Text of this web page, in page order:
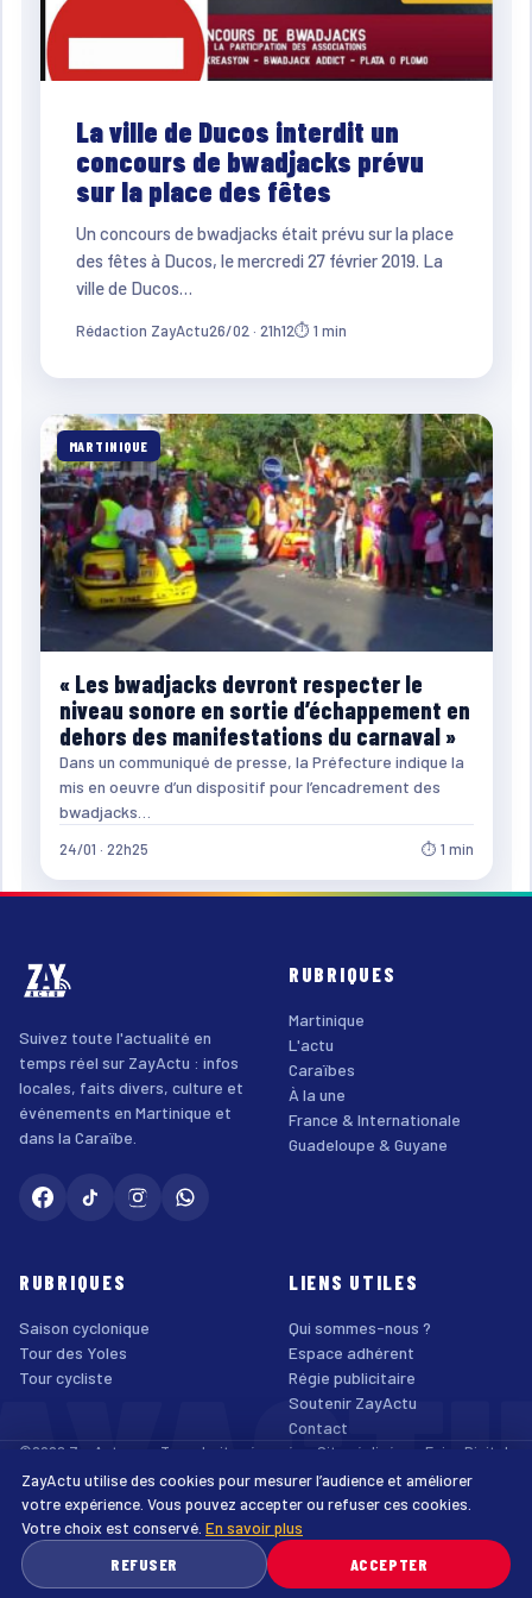
La ville de Ducos interdit un
concours de bwadjacks prévu
sur la place des fêtes
Un concours de bwadjacks était prévu sur la place
des fêtes à Ducos, le mercredi 27 février 2019. La
ville de Ducos…
Rédaction ZayActu26/02 · 21h12⏱ 1 min
MARTINIQUE
« Les bwadjacks devront respecter le
niveau sonore en sortie d’échappement en
dehors des manifestations du carnaval »
Dans un communiqué de presse, la Préfecture indique la
mis en oeuvre d’un dispositif pour l’encadrement des
bwadjacks…
24/01 · 22h25 ⏱ 1 min
Suivez toute l'actualité en
temps réel sur ZayActu : infos
locales, faits divers, culture et
événements en Martinique et
dans la Caraïbe.
RUBRIQUES
Martinique
L'actu
Caraïbes
À la une
France & Internationale
Guadeloupe & Guyane
RUBRIQUES
Saison cyclonique
Tour des Yoles
Tour cycliste
LIENS UTILES
Qui sommes-nous ?
Espace adhérent
Régie publicitaire
Soutenir ZayActu
Contact
©2026 ZayActu.org. Tous droits réservés. · Site réalisé par Enjoy Digital
Agency
Mentions légales
Confidentialité Cookies Accessibilité
ZayActu utilise des cookies pour mesurer l’audience et améliorer
votre expérience. Vous pouvez accepter ou refuser ces cookies.
Votre choix est conservé. En savoir plus
REFUSER
ACCEPTER